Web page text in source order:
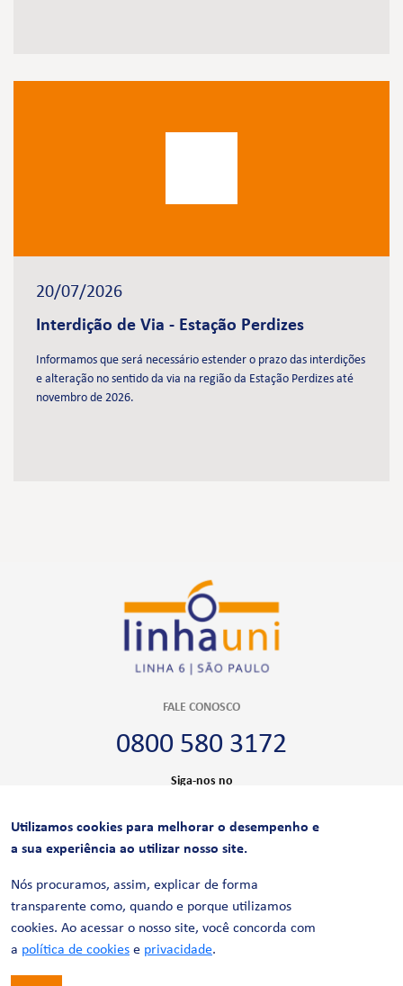
20/07/2026
Interdição de Via - Estação Perdizes
Informamos que será necessário estender o prazo das interdições
e alteração no sentido da via na região da Estação Perdizes até
novembro de 2026.
FALE CONOSCO
0800 580 3172
Siga-nos no
CERTIFICAÇÕES
Utilizamos cookies para melhorar o desempenho e
a sua experiência ao utilizar nosso site.
Nós procuramos, assim, explicar de forma
transparente como, quando e porque utilizamos
cookies. Ao acessar o nosso site, você concorda com
a política de cookies e privacidade.